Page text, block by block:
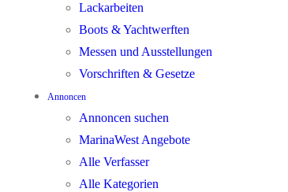
Lackarbeiten
Boots & Yachtwerften
Messen und Ausstellungen
Vorschriften & Gesetze
Annoncen
Annoncen suchen
MarinaWest Angebote
Alle Verfasser
Alle Kategorien